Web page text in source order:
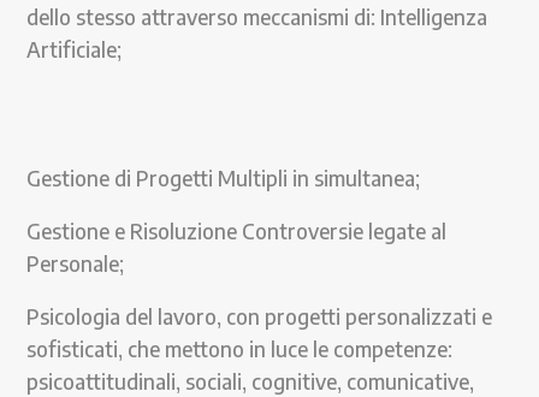
dello stesso attraverso meccanismi di: Intelligenza
Artificiale;
Gestione di Progetti Multipli in simultanea;
Gestione e Risoluzione Controversie legate al
Personale;
Psicologia del lavoro, con progetti personalizzati e
sofisticati, che mettono in luce le competenze:
psicoattitudinali, sociali, cognitive, comunicative,